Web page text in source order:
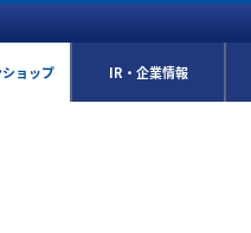
ョップ IR・企業情報